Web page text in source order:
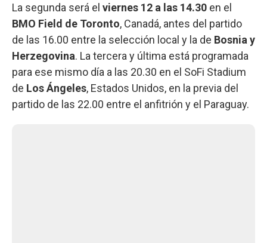
La segunda será el viernes 12 a las 14.30 en el
BMO Field de Toronto, Canadá, antes del partido
de las 16.00 entre la selección local y la de Bosnia y
Herzegovina. La tercera y última está programada
para ese mismo día a las 20.30 en el SoFi Stadium
de Los Ángeles, Estados Unidos, en la previa del
partido de las 22.00 entre el anfitrión y el Paraguay.